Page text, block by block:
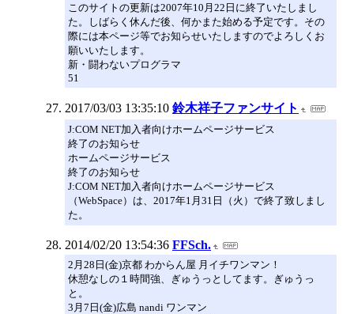
このサイトの更新は2007年10月22日に終了いたしまし
た。しばらく休んだ後、何かまた始める予定です。その
際には本ページ等でお知らせいたしますのでよろしくお
願いいたします。
新・闘わないプログラマ
51
2017/03/03 13:35:10 鈴木祥子ファンサイト
J:COM NET加入者向けホームページサービス
終了のお知らせ
ホームページサービス
終了のお知らせ
J:COM NET加入者向けホームページサービス
（WebSpace）は、2017年1月31日（火）で終了致しまし
た。
2014/02/20 13:54:36 FFSch.
2月28日(金)京都 わからん屋 月イチワンマン！
休憩なしの１時間強、ぎゅうっとしてます。ぎゅうっ
と。
3月7日(金)広島 nandi ワンマン